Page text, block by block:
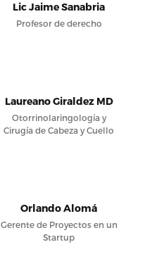
Lic Jaime Sanabria
Profesor de derecho
Laureano Giraldez MD
Otorrinolaringología y
Cirugía de Cabeza y Cuello
Orlando Alomá
Gerente de Proyectos en un
Startup